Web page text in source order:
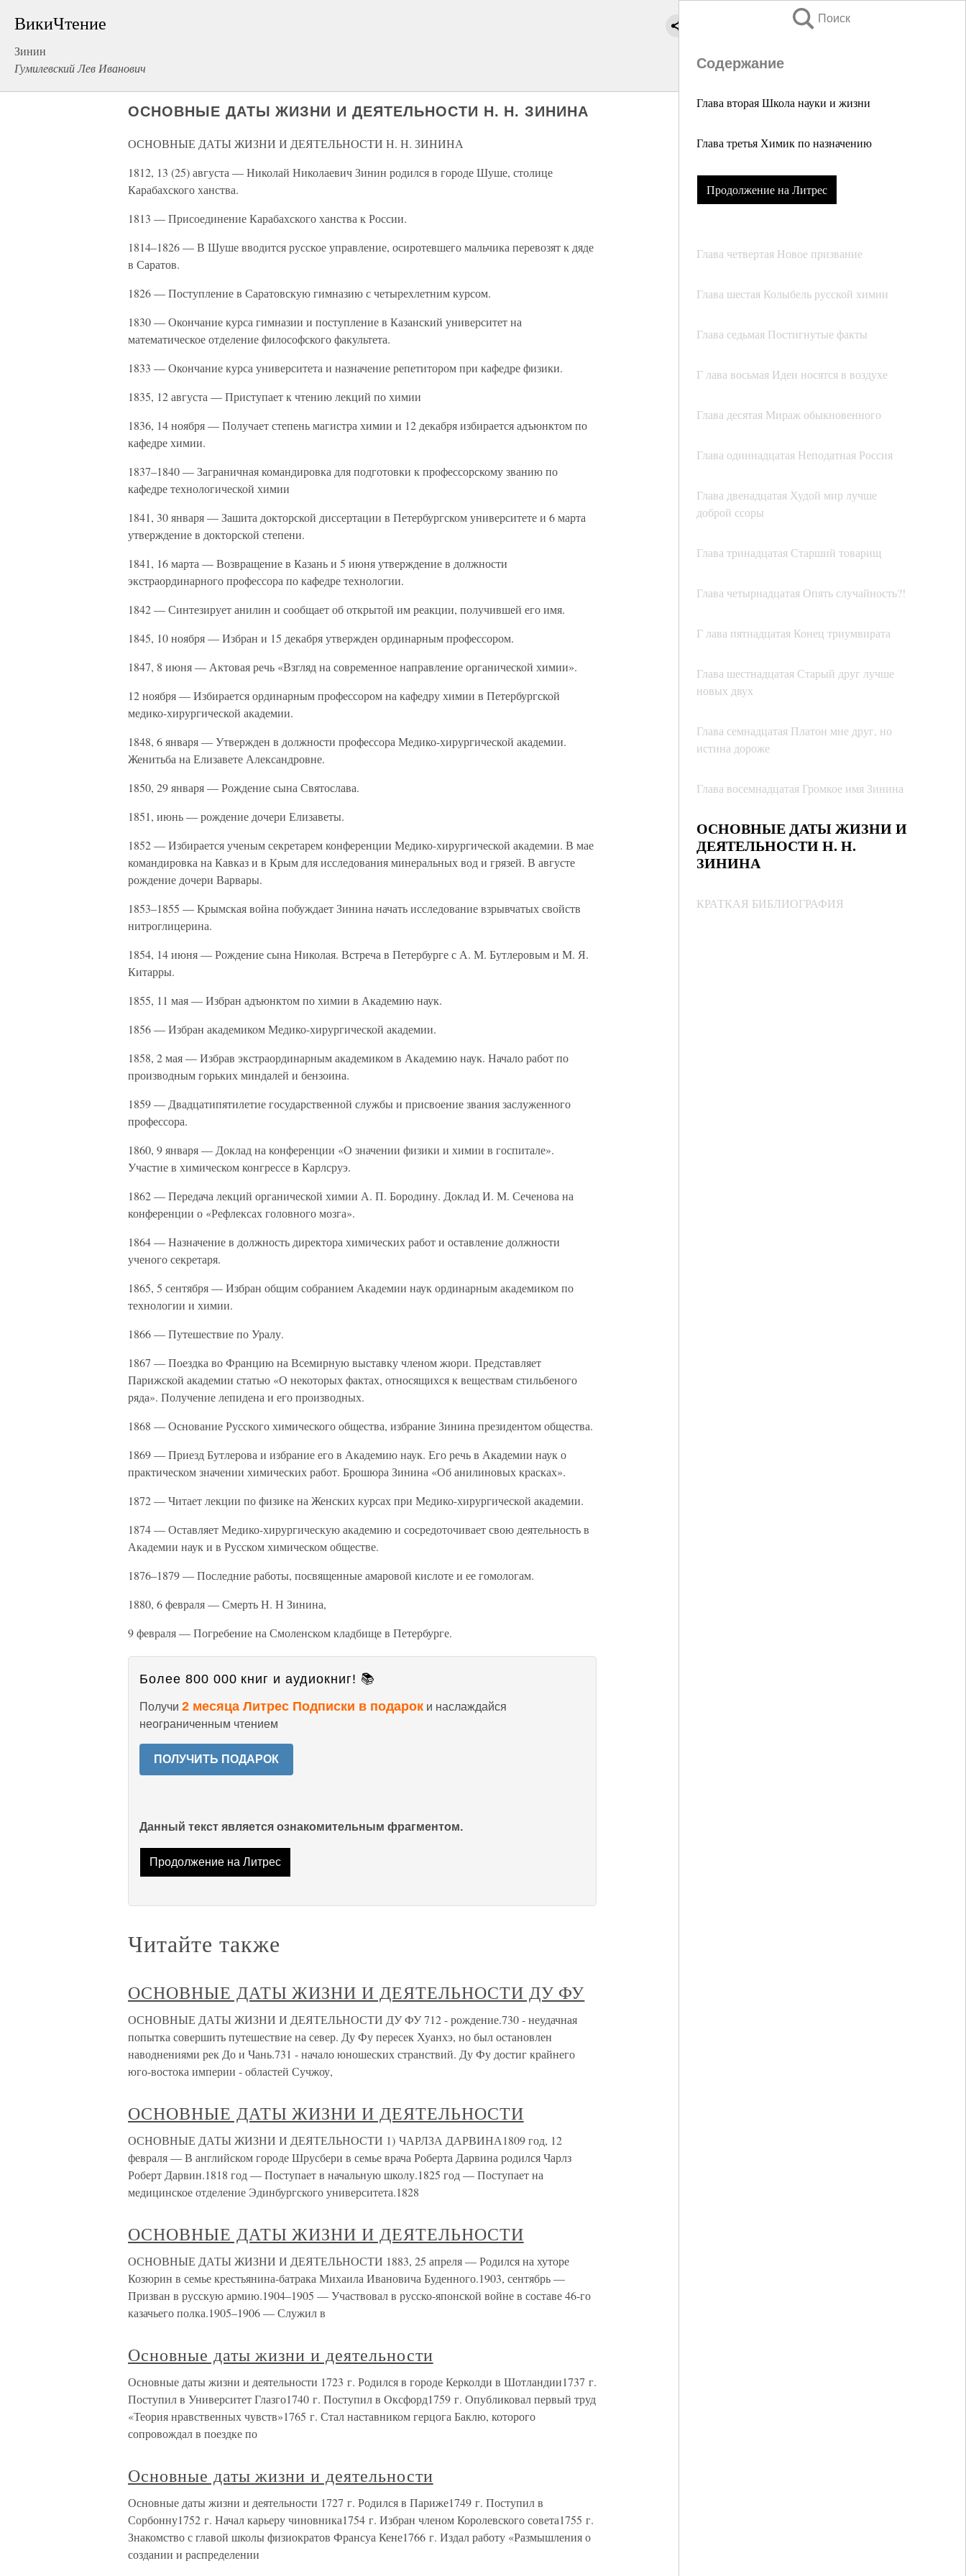
ВикиЧтение
Зинин
Гумилевский Лев Иванович
Поиск
Содержание
Глава вторая Школа науки и жизни
Глава третья Химик по назначению
Продолжение на Литрес
Глава четвертая Новое призвание
Глава шестая Колыбель русской химии
Глава седьмая Постигнутые факты
Г лава восьмая Идеи носятся в воздухе
Глава десятая Мираж обыкновенного
Глава одиннадцатая Неподатная Россия
Глава двенадцатая Худой мир лучше
доброй ссоры
Глава тринадцатая Старший товарищ
Глава четырнадцатая Опять случайность?!
Г лава пятнадцатая Конец триумвирата
Глава шестнадцатая Старый друг лучше
новых двух
Глава семнадцатая Платон мне друг, но
истина дороже
Глава восемнадцатая Громкое имя Зинина
ОСНОВНЫЕ ДАТЫ ЖИЗНИ И
ДЕЯТЕЛЬНОСТИ Н. Н.
ЗИНИНА
КРАТКАЯ БИБЛИОГРАФИЯ
ОСНОВНЫЕ ДАТЫ ЖИЗНИ И ДЕЯТЕЛЬНОСТИ Н. Н. ЗИНИНА
ОСНОВНЫЕ ДАТЫ ЖИЗНИ И ДЕЯТЕЛЬНОСТИ Н. Н. ЗИНИНА
1812, 13 (25) августа — Николай Николаевич Зинин родился в городе Шуше, столице
Карабахского ханства.
1813 — Присоединение Карабахского ханства к России.
1814–1826 — В Шуше вводится русское управление, осиротевшего мальчика перевозят к дяде
в Саратов.
1826 — Поступление в Саратовскую гимназию с четырехлетним курсом.
1830 — Окончание курса гимназии и поступление в Казанский университет на
математическое отделение философского факультета.
1833 — Окончание курса университета и назначение репетитором при кафедре физики.
1835, 12 августа — Приступает к чтению лекций по химии
1836, 14 ноября — Получает степень магистра химии и 12 декабря избирается адъюнктом по
кафедре химии.
1837–1840 — Заграничная командировка для подготовки к профессорскому званию по
кафедре технологической химии
1841, 30 января — Зашита докторской диссертации в Петербургском университете и 6 марта
утверждение в докторской степени.
1841, 16 марта — Возвращение в Казань и 5 июня утверждение в должности
экстраординарного профессора по кафедре технологии.
1842 — Синтезирует анилин и сообщает об открытой им реакции, получившей его имя.
1845, 10 ноября — Избран и 15 декабря утвержден ординарным профессором.
1847, 8 июня — Актовая речь «Взгляд на современное направление органической химии».
12 ноября — Избирается ординарным профессором на кафедру химии в Петербургской
медико-хирургической академии.
1848, 6 января — Утвержден в должности профессора Медико-хирургической академии.
Женитьба на Елизавете Александровне.
1850, 29 января — Рождение сына Святослава.
1851, июнь — рождение дочери Елизаветы.
1852 — Избирается ученым секретарем конференции Медико-хирургической академии. В мае
командировка на Кавказ и в Крым для исследования минеральных вод и грязей. В августе
рождение дочери Варвары.
1853–1855 — Крымская война побуждает Зинина начать исследование взрывчатых свойств
нитроглицерина.
1854, 14 июня — Рождение сына Николая. Встреча в Петербурге с А. М. Бутлеровым и М. Я.
Китарры.
1855, 11 мая — Избран адъюнктом по химии в Академию наук.
1856 — Избран академиком Медико-хирургической академии.
1858, 2 мая — Избрав экстраординарным академиком в Академию наук. Начало работ по
производным горьких миндалей и бензоина.
1859 — Двадцатипятилетие государственной службы и присвоение звания заслуженного
профессора.
1860, 9 января — Доклад на конференции «О значении физики и химии в госпитале».
Участие в химическом конгрессе в Карлсруэ.
1862 — Передача лекций органической химии А. П. Бородину. Доклад И. М. Сеченова на
конференции о «Рефлексах головного мозга».
1864 — Назначение в должность директора химических работ и оставление должности
ученого секретаря.
1865, 5 сентября — Избран общим собранием Академии наук ординарным академиком по
технологии и химии.
1866 — Путешествие по Уралу.
1867 — Поездка во Францию на Всемирную выставку членом жюри. Представляет
Парижской академии статью «О некоторых фактах, относящихся к веществам стильбеного
ряда». Получение лепидена и его производных.
1868 — Основание Русского химического общества, избрание Зинина президентом общества.
1869 — Приезд Бутлерова и избрание его в Академию наук. Его речь в Академии наук о
практическом значении химических работ. Брошюра Зинина «Об анилиновых красках».
1872 — Читает лекции по физике на Женских курсах при Медико-хирургической академии.
1874 — Оставляет Медико-хирургическую академию и сосредоточивает свою деятельность в
Академии наук и в Русском химическом обществе.
1876–1879 — Последние работы, посвященные амаровой кислоте и ее гомологам.
1880, 6 февраля — Смерть Н. Н Зинина,
9 февраля — Погребение на Смоленском кладбище в Петербурге.
Более 800 000 книг и аудиокниг! 📚
Получи 2 месяца Литрес Подписки в подарок и наслаждайся
неограниченным чтением
ПОЛУЧИТЬ ПОДАРОК
Данный текст является ознакомительным фрагментом.
Продолжение на Литрес
Читайте также
ОСНОВНЫЕ ДАТЫ ЖИЗНИ И ДЕЯТЕЛЬНОСТИ ДУ ФУ
ОСНОВНЫЕ ДАТЫ ЖИЗНИ И ДЕЯТЕЛЬНОСТИ ДУ ФУ 712 - рождение.730 - неудачная
попытка совершить путешествие на север. Ду Фу пересек Хуанхэ, но был остановлен
наводнениями рек До и Чань.731 - начало юношеских странствий. Ду Фу достиг крайнего
юго-востока империи - областей Сучжоу,
ОСНОВНЫЕ ДАТЫ ЖИЗНИ И ДЕЯТЕЛЬНОСТИ
ОСНОВНЫЕ ДАТЫ ЖИЗНИ И ДЕЯТЕЛЬНОСТИ 1) ЧАРЛЗА ДАРВИНА1809 год, 12
февраля — В английском городе Шрусбери в семье врача Роберта Дарвина родился Чарлз
Роберт Дарвин.1818 год — Поступает в начальную школу.1825 год — Поступает на
медицинское отделение Эдинбургского университета.1828
ОСНОВНЫЕ ДАТЫ ЖИЗНИ И ДЕЯТЕЛЬНОСТИ
ОСНОВНЫЕ ДАТЫ ЖИЗНИ И ДЕЯТЕЛЬНОСТИ 1883, 25 апреля — Родился на хуторе
Козюрин в семье крестьянина-батрака Михаила Ивановича Буденного.1903, сентябрь —
Призван в русскую армию.1904–1905 — Участвовал в русско-японской войне в составе 46-го
казачьего полка.1905–1906 — Служил в
Основные даты жизни и деятельности
Основные даты жизни и деятельности 1723 г. Родился в городе Керколди в Шотландии1737 г.
Поступил в Университет Глазго1740 г. Поступил в Оксфорд1759 г. Опубликовал первый труд
«Теория нравственных чувств»1765 г. Стал наставником герцога Баклю, которого
сопровождал в поездке по
Основные даты жизни и деятельности
Основные даты жизни и деятельности 1727 г. Родился в Париже1749 г. Поступил в
Сорбонну1752 г. Начал карьеру чиновника1754 г. Избран членом Королевского совета1755 г.
Знакомство с главой школы физиократов Франсуа Кене1766 г. Издал работу «Размышления о
создании и распределении